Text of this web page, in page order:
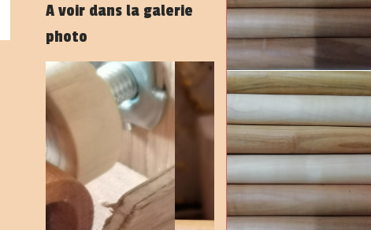
A voir dans la galerie
photo